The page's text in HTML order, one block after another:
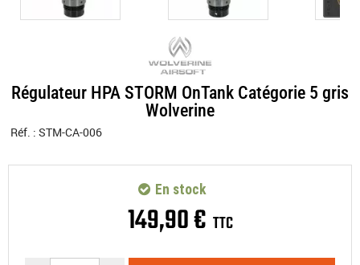
Régulateur HPA STORM OnTank Catégorie 5 gris
Wolverine
Réf. : STM-CA-006
149,90€ TTC
En stock